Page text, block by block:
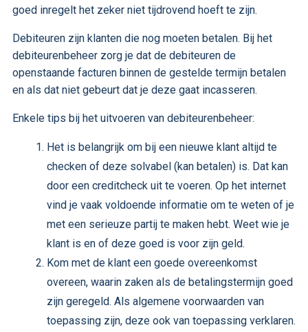
goed inregelt het zeker niet tijdrovend hoeft te zijn.
Debiteuren zijn klanten die nog moeten betalen. Bij het
debiteurenbeheer zorg je dat de debiteuren de
openstaande facturen binnen de gestelde termijn betalen
en als dat niet gebeurt dat je deze gaat incasseren.
Enkele tips bij het uitvoeren van debiteurenbeheer:
Het is belangrijk om bij een nieuwe klant altijd te
checken of deze solvabel (kan betalen) is. Dat kan
door een creditcheck uit te voeren. Op het internet
vind je vaak voldoende informatie om te weten of je
met een serieuze partij te maken hebt. Weet wie je
klant is en of deze goed is voor zijn geld.
Kom met de klant een goede overeenkomst
overeen, waarin zaken als de betalingstermijn goed
zijn geregeld. Als algemene voorwaarden van
toepassing zijn, deze ook van toepassing verklaren.